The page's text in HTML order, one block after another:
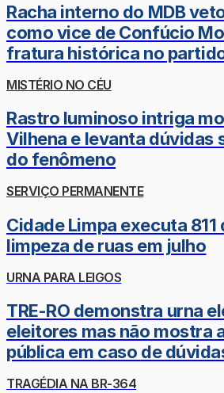
Racha interno do MDB
como vice de Confúcio
fratura histórica no
MISTÉRIO NO CÉU
Rastro luminoso intriga
Vilhena e levanta dúvidas
do fenômeno
SERVIÇO PERMANENTE
Cidade Limpa executa
limpeza de ruas em julho
URNA PARA LEIGOS
TRE-RO demonstra urna
eleitores mas não mostra
pública em caso de
TRAGÉDIA NA BR-364